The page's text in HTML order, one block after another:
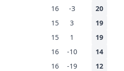
16 -3 20
15 3 19
15 1 19
16 -10 14
16 -19 12